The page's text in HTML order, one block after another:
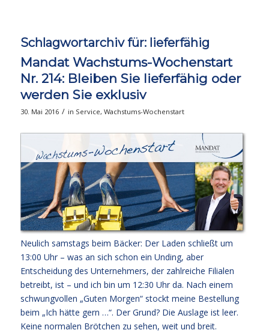
Schlagwortarchiv für: lieferfähig
Mandat Wachstums-Wochenstart
Nr. 214: Bleiben Sie lieferfähig oder
werden Sie exklusiv
30. Mai 2016 / in Service, Wachstums-Wochenstart
Neulich samstags beim Bäcker: Der Laden schließt um
13:00 Uhr – was an sich schon ein Unding, aber
Entscheidung des Unternehmers, der zahlreiche Filialen
betreibt, ist – und ich bin um 12:30 Uhr da. Nach einem
schwungvollen „Guten Morgen“ stockt meine Bestellung
beim „Ich hätte gern …“. Der Grund? Die Auslage ist leer.
Keine normalen Brötchen zu sehen, weit und breit.